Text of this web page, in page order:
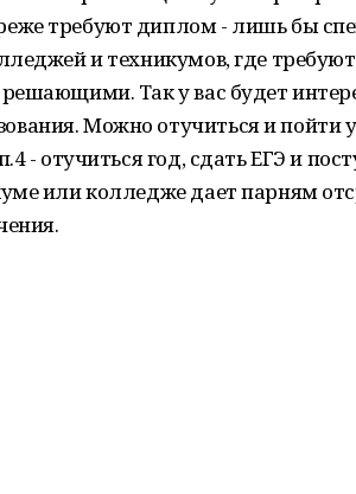
требуют диплом - лишь бы
и техникумов, где требуют
Так у вас будет
Можно отучиться и пойти
- отучиться год, сдать ЕГЭ и
или колледже дает парням